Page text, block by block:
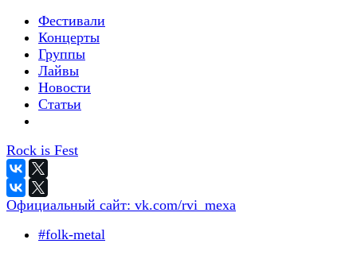
Фестивали
Концерты
Группы
Лайвы
Новости
Статьи
Rock is Fest
Официальный сайт: vk.com/rvi_mexa
#folk-metal